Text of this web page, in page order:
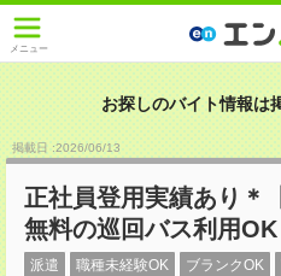
メニュー
お探しのバイト情報は
掲載日 :2026/06/13
正社員登用実績あり＊
無料の巡回バス利用
派遣 職種未経験OK ブランクOK